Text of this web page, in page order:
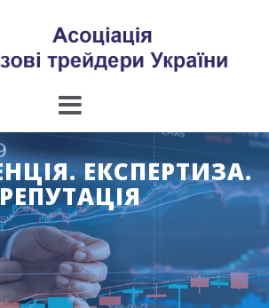
ЕКСПЕРТИЗА.
РЕПУТАЦІЯ